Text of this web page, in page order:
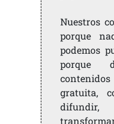
Nuestros
porque
podemos
porque
gratuita,